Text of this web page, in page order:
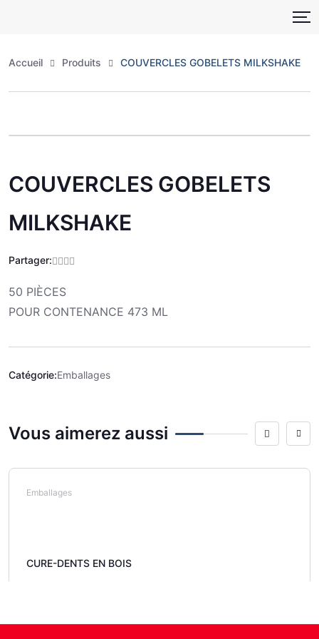
Accueil Produits COUVERCLES GOBELETS MILKSHAKE
COUVERCLES GOBELETS
MILKSHAKE
Partager:
50 PIÈCES
POUR CONTENANCE 473 ML
Catégorie:Emballages
Vous aimerez aussi
Emballages
CURE-DENTS EN BOIS